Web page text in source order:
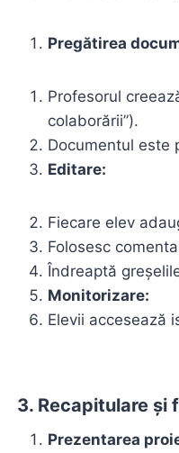
Pregătirea
Profesorul
colaborării”).
Documentul este
Editare:
Fiecare elev
Folosesc
Îndreaptă
Monitorizare:
Elevii accesează
3. Recapitulare și
Prezentarea